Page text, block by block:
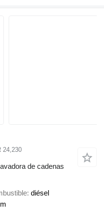
24,230
de cadenas
diésel